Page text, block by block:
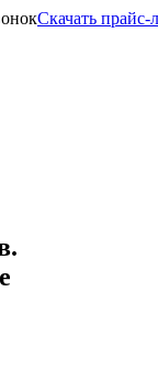
Скачать прайс-